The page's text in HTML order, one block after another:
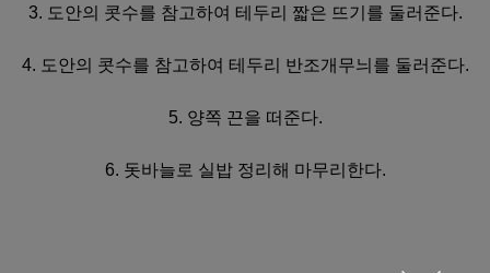
3. 도안의 콧수를 참고하여 테두리 짧은 뜨기를 둘러준다.
4. 도안의 콧수를 참고하여 테두리 반조개무늬를 둘러준다.
5. 양쪽 끈을 떠준다.
6. 돗바늘로 실밥 정리해 마무리한다.